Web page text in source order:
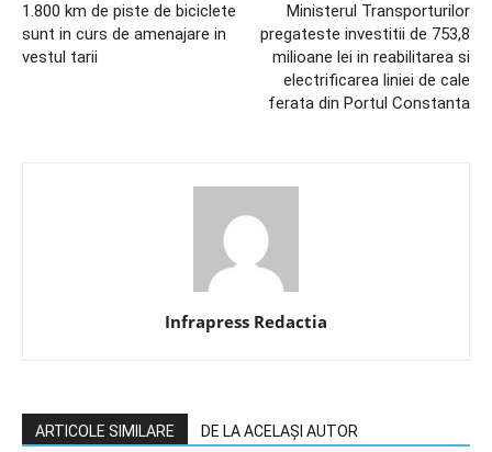
1.800 km de piste de biciclete
sunt in curs de amenajare in
vestul tarii
Ministerul Transporturilor
pregateste investitii de 753,8
milioane lei in reabilitarea si
electrificarea liniei de cale
ferata din Portul Constanta
Infrapress Redactia
ARTICOLE SIMILARE DE LA ACELAȘI AUTOR